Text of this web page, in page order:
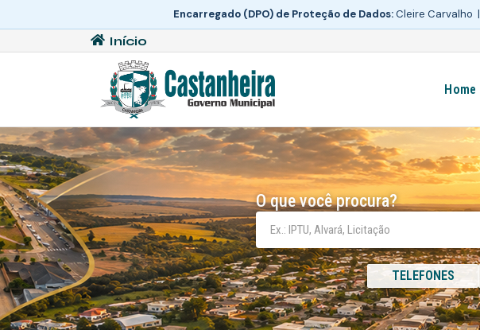
Encarregado (DPO) de Proteção de Dados:Cleire Carvalho |
Início
Home
O que você procura?
TELEFONES